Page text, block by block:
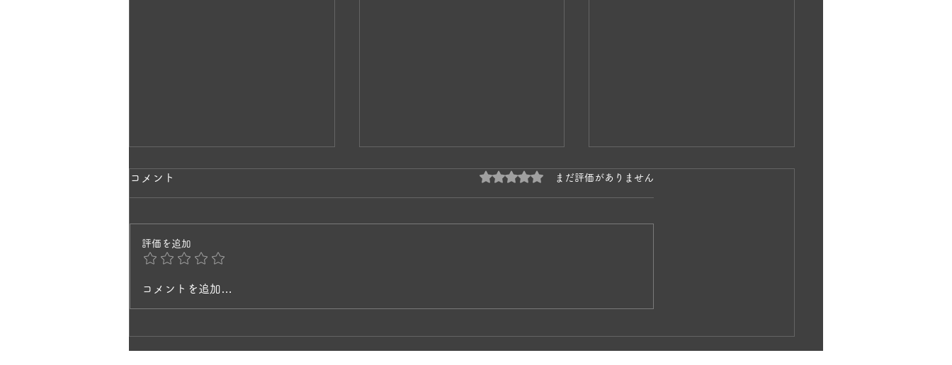
ラベンダーの香りに包まれて
✨
ずつ挿し木で増やして3年目。 と
てもキレイで、庭を歩いていると
風にそよいで、ラベンダーの香り
見頃です🌸
コメント 5つ星のうち0と評価されています。
まだ評価がありません
評価を追加
コメントを追加…